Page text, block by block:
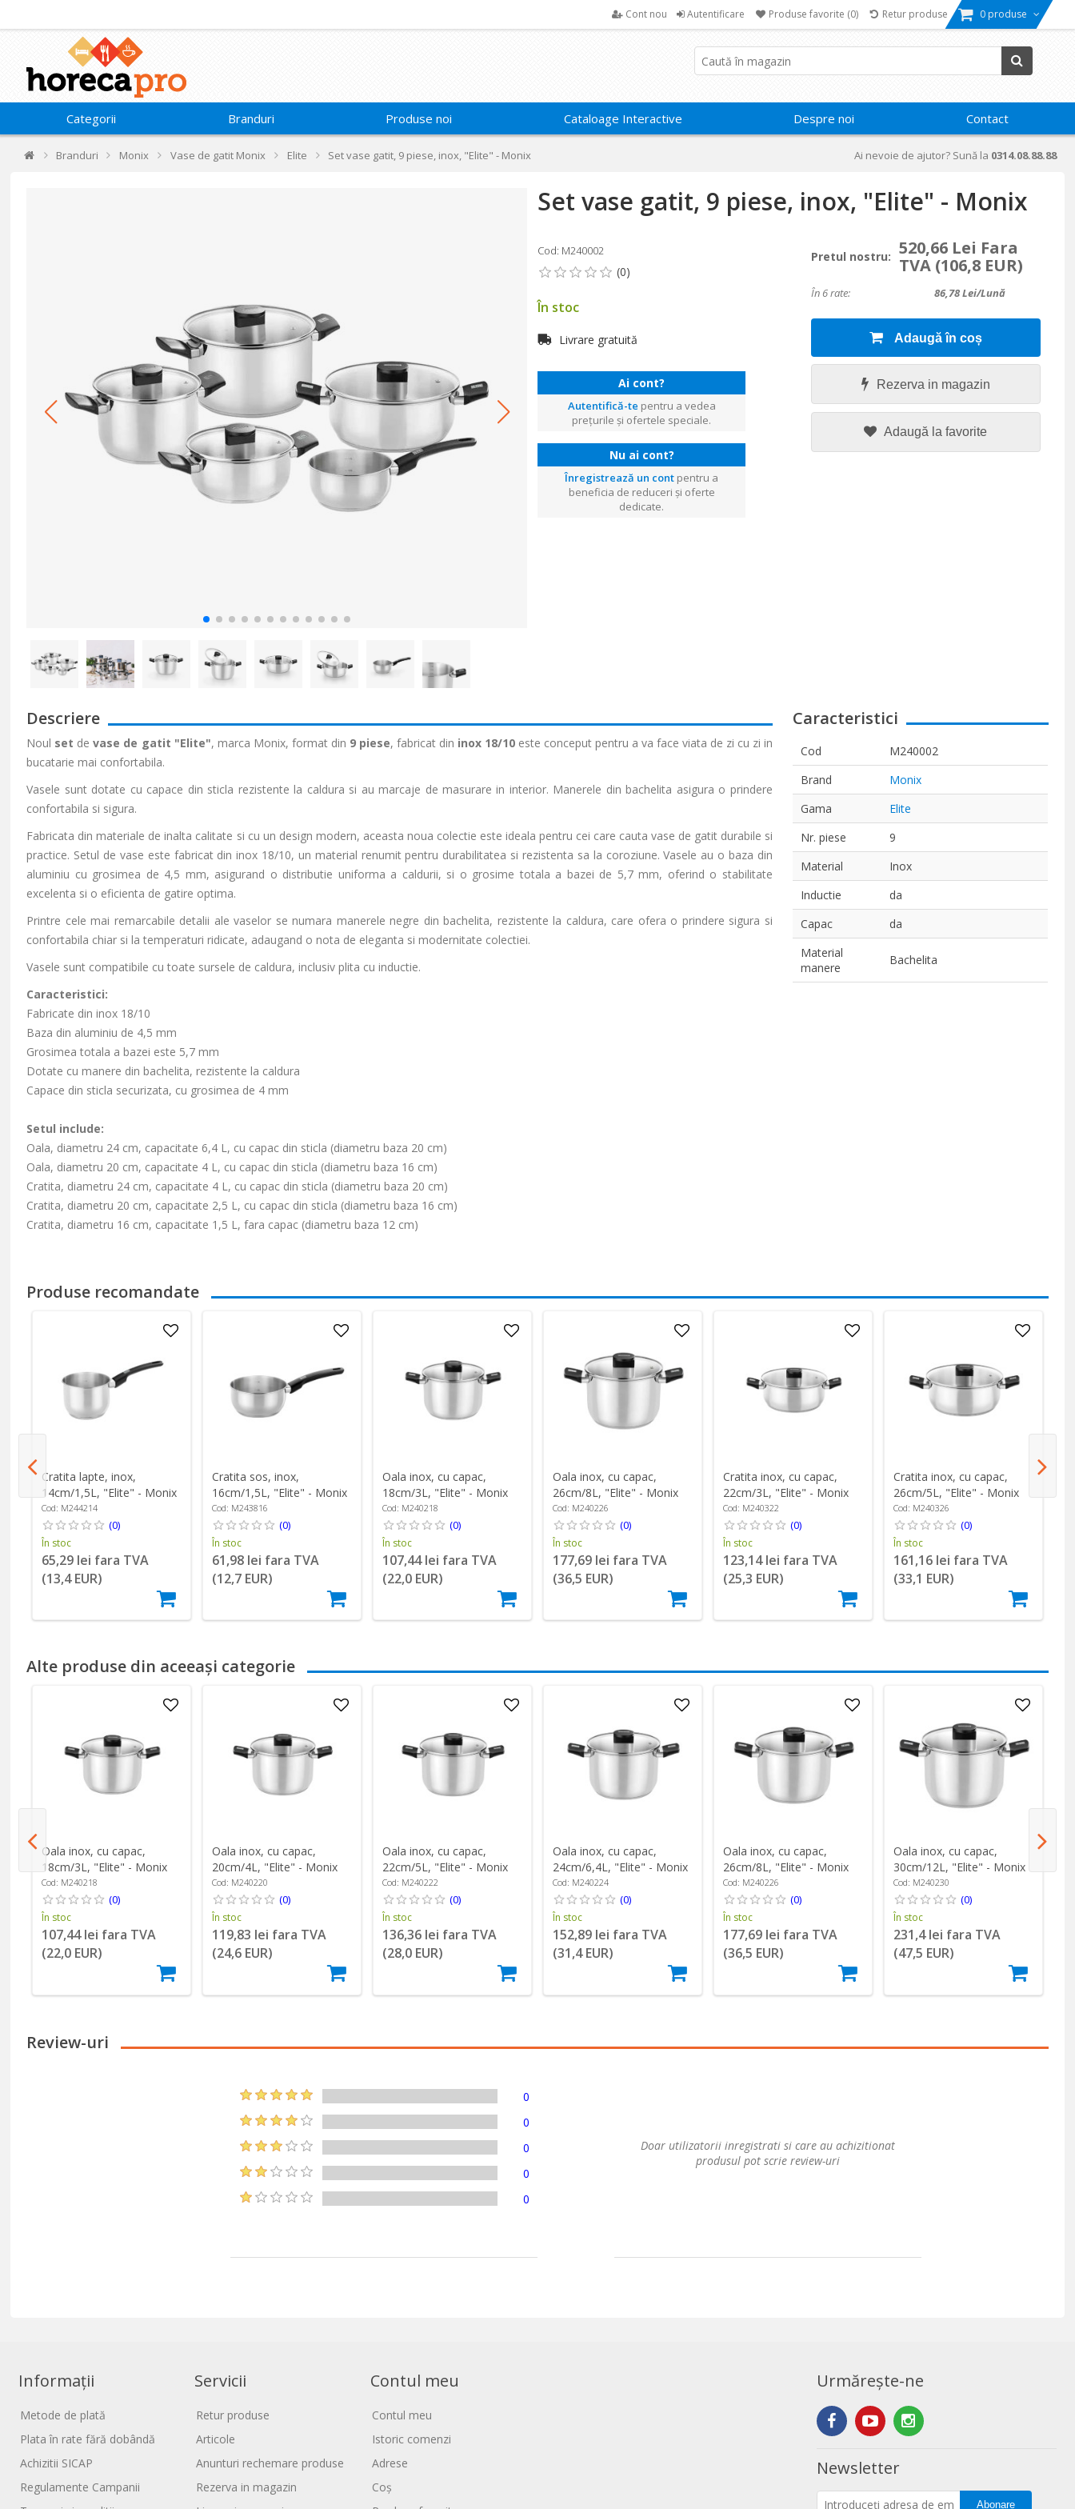
Cont nou Autentificare Produse favorite (0) Retur produse 0 produse
Categorii Branduri Produse noi Cataloage Interactive Despre noi Contact
Branduri Monix Vase de gatit Monix Elite Set vase gatit, 9 piese, inox, "Elite" - Monix Ai nevoie de ajutor? Sună la 0314.08.88.88
Set vase gatit, 9 piese, inox, "Elite" - Monix
Cod: M240002
În stoc
Livrare gratuită
Ai cont?
Autentifică-te pentru a vedea
prețurile și ofertele speciale.
Nu ai cont?
Înregistrează un cont pentru a
beneficia de reduceri și oferte
dedicate.
Pretul nostru: 520,66 Lei Fara
TVA (106,8 EUR)
În 6 rate: 86,78Lei/lună
Adaugă în coș
Rezerva in magazin
Adaugă la favorite
Descriere
Noul set devase de gatit "Elite", marca Monix, format din 9 piese, fabricat din inox 18/10este conceput pentru a va face viata de zi cu zi in
bucatarie mai confortabila.
Vasele sunt dotate cu capace din sticla rezistente la caldura si au marcaje de masurare in interior. Manerele din bachelita asigura o prindere
confortabila si sigura.
Fabricata din materiale de inalta calitate si cu un design modern, aceasta noua colectie este ideala pentru cei care cauta vase de gatit durabile si
practice. Setul de vase este fabricat din inox 18/10, un material renumit pentru durabilitatea si rezistenta sa la coroziune. Vasele au o baza din
aluminiu cu grosimea de 4,5 mm, asigurand o distributie uniforma a caldurii, si o grosime totala a bazei de 5,7 mm, oferind o stabilitate
excelenta si o eficienta de gatire optima.
Printre cele mai remarcabile detalii ale vaselor se numara manerele negre din bachelita, rezistente la caldura, care ofera o prindere sigura si
confortabila chiar si la temperaturi ridicate, adaugand o nota de eleganta si modernitate colectiei.
Vasele sunt compatibile cu toate sursele de caldura, inclusiv plita cu inductie.
Caracteristici:
Fabricate din inox 18/10
Baza din aluminiu de 4,5 mm
Grosimea totala a bazei este 5,7 mm
Dotate cu manere din bachelita, rezistente la caldura
Capace din sticla securizata, cu grosimea de 4 mm
Setul include:
Oala, diametru 24 cm, capacitate 6,4 L, cu capac din sticla (diametru baza 20 cm)
Oala, diametru 20 cm, capacitate 4 L, cu capac din sticla (diametru baza 16 cm)
Cratita, diametru 24 cm, capacitate 4 L, cu capac din sticla (diametru baza 20 cm)
Cratita, diametru 20 cm, capacitate 2,5 L, cu capac din sticla (diametru baza 16 cm)
Cratita, diametru 16 cm, capacitate 1,5 L, fara capac (diametru baza 12 cm)
Caracteristici
Cod
M240002
Brand
Monix
Gama
Elite
Nr. piese
9
Material
Inox
Inductie
da
Capac
da
Material
manere
Bachelita
Produse recomandate
Cratita lapte, inox,
14cm/1,5L, "Elite" - Monix
Cod: M244214
(0)
În stoc
65,29 lei fara TVA
(13,4 EUR)
Cratita sos, inox,
16cm/1,5L, "Elite" - Monix
Cod: M243816
(0)
În stoc
61,98 lei fara TVA
(12,7 EUR)
Oala inox, cu capac,
18cm/3L, "Elite" - Monix
Cod: M240218
(0)
În stoc
107,44 lei fara TVA
(22,0 EUR)
Oala inox, cu capac,
26cm/8L, "Elite" - Monix
Cod: M240226
(0)
În stoc
177,69 lei fara TVA
(36,5 EUR)
Cratita inox, cu capac,
22cm/3L, "Elite" - Monix
Cod: M240322
(0)
În stoc
123,14 lei fara TVA
(25,3 EUR)
Cratita inox, cu capac,
26cm/5L, "Elite" - Monix
Cod: M240326
(0)
În stoc
161,16 lei fara TVA
(33,1 EUR)
Alte produse din aceeași categorie
Oala inox, cu capac,
18cm/3L, "Elite" - Monix
Cod: M240218
(0)
În stoc
107,44 lei fara TVA
(22,0 EUR)
Oala inox, cu capac,
20cm/4L, "Elite" - Monix
Cod: M240220
(0)
În stoc
119,83 lei fara TVA
(24,6 EUR)
Oala inox, cu capac,
22cm/5L, "Elite" - Monix
Cod: M240222
(0)
În stoc
136,36 lei fara TVA
(28,0 EUR)
Oala inox, cu capac,
24cm/6,4L, "Elite" - Monix
Cod: M240224
(0)
În stoc
152,89 lei fara TVA
(31,4 EUR)
Oala inox, cu capac,
26cm/8L, "Elite" - Monix
Cod: M240226
(0)
În stoc
177,69 lei fara TVA
(36,5 EUR)
Oala inox, cu capac,
30cm/12L, "Elite" - Monix
Cod: M240230
(0)
În stoc
231,4 lei fara TVA
(47,5 EUR)
Review-uri
0
0
0
0
0
Doar utilizatorii inregistrati si care au achizitionat
produsul pot scrie review-uri
Informații
Metode de plată
Plata în rate fără dobândă
Achizitii SICAP
Regulamente Campanii
Servicii
Retur produse
Articole
Anunturi rechemare produse
Rezerva in magazin
Contul meu
Contul meu
Istoric comenzi
Adrese
Coș
Urmărește-ne
Newsletter
Abonare